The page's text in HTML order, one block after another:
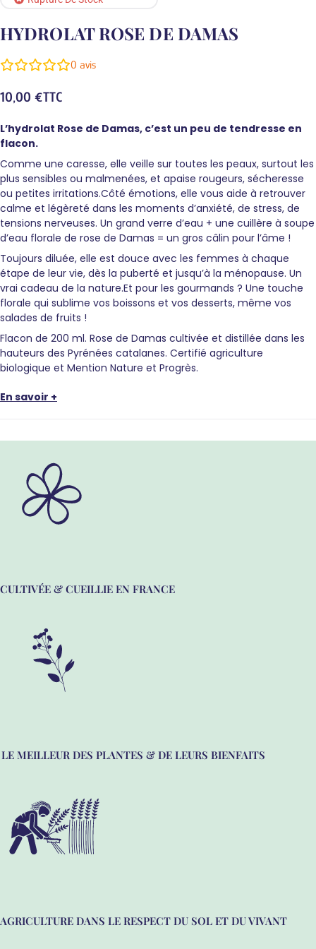
HYDROLAT ROSE DE DAMAS
0 avis
10,00 €TTC
L’hydrolat Rose de Damas, c’est un peu de tendresse en
flacon.
Comme une caresse, elle veille sur toutes les peaux, surtout les
plus sensibles ou malmenées, et apaise rougeurs, sécheresse
ou petites irritations.Côté émotions, elle vous aide à retrouver
calme et légèreté dans les moments d’anxiété, de stress, de
tensions nerveuses. Un grand verre d’eau + une cuillère à soupe
d’eau florale de rose de Damas = un gros câlin pour l’âme !
Toujours diluée, elle est douce avec les femmes à chaque
étape de leur vie, dès la puberté et jusqu’à la ménopause. Un
vrai cadeau de la nature.Et pour les gourmands ? Une touche
florale qui sublime vos boissons et vos desserts, même vos
salades de fruits !
Flacon de 200 ml. Rose de Damas cultivée et distillée dans les
hauteurs des Pyrénées catalanes. Certifié agriculture
biologique et Mention Nature et Progrès.
En savoir +
CULTIVÉE & CUEILLIE EN FRANCE
LE MEILLEUR DES PLANTES & DE LEURS BIENFAITS
AGRICULTURE DANS LE RESPECT DU SOL ET DU VIVANT